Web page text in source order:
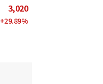
3,020
+29.89%